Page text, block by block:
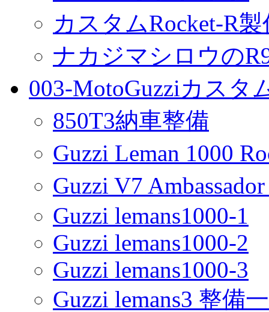
カスタムRocket-R
ナカジマシロウの
003-MotoGuzziカスタ
850T3納車整備
Guzzi Leman 1000
Guzzi V7
Guzzi lemans1000-1
Guzzi lemans1000-2
Guzzi lemans1000-3
Guzzi lemans3 整備